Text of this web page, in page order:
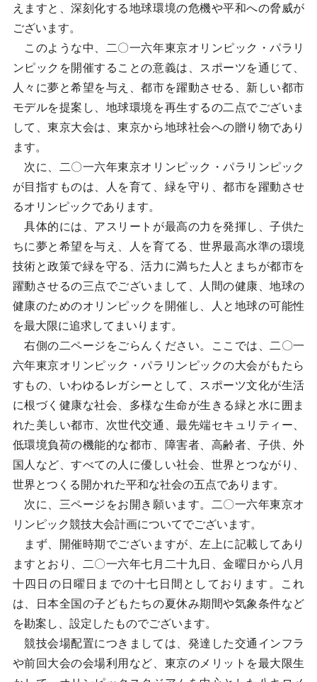
えますと、深刻化する地球環境の危機や平和への脅威が
ございます。
このような中、二〇一六年東京オリンピック・パラリ
ンピックを開催することの意義は、スポーツを通じて、
人々に夢と希望を与え、都市を躍動させる、新しい都市
モデルを提案し、地球環境を再生するの二点でございま
して、東京大会は、東京から地球社会への贈り物であり
ます。
次に、二〇一六年東京オリンピック・パラリンピック
が目指すものは、人を育て、緑を守り、都市を躍動させ
るオリンピックであります。
具体的には、アスリートが最高の力を発揮し、子供た
ちに夢と希望を与え、人を育てる、世界最高水準の環境
技術と政策で緑を守る、活力に満ちた人とまちが都市を
躍動させるの三点でございまして、人間の健康、地球の
健康のためのオリンピックを開催し、人と地球の可能性
を最大限に追求してまいります。
右側の二ページをごらんください。ここでは、二〇一
六年東京オリンピック・パラリンピックの大会がもたら
すもの、いわゆるレガシーとして、スポーツ文化が生活
に根づく健康な社会、多様な生命が生きる緑と水に囲ま
れた美しい都市、次世代交通、最先端セキュリティー、
低環境負荷の機能的な都市、障害者、高齢者、子供、外
国人など、すべての人に優しい社会、世界とつながり、
世界とつくる開かれた平和な社会の五点であります。
次に、三ページをお開き願います。二〇一六年東京オ
リンピック競技大会計画についてでございます。
まず、開催時期でございますが、左上に記載してあり
ますとおり、二〇一六年七月二十九日、金曜日から八月
十四日の日曜日までの十七日間としております。これ
は、日本全国の子どもたちの夏休み期間や気象条件など
を勘案し、設定したものでございます。
競技会場配置につきましては、発達した交通インフラ
や前回大会の会場利用など、東京のメリットを最大限生